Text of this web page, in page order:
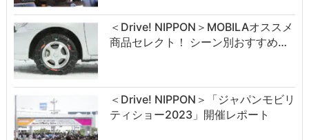
＜Drive! NIPPON＞MOBILAオススメ
商品セレクト！ シーン別おすすめ…
＜Drive! NIPPON＞「ジャパンモビリ
ティショー2023」開催レポート